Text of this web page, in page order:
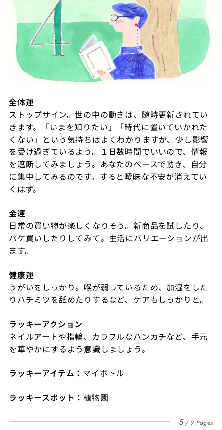
全体運
ストップサイン。世の中の動きは、随時更新されてい
きます。「いまを知りたい」「時代に置いていかれた
くない」という気持ちはよくわかりますが、少し影響
を受け過ぎているよう。１日数時間でいいので、情報
を遮断してみましょう。あなたのペースで動き、自分
に集中してみるのです。すると曖昧な不安が消えてい
くはず。
金運
日常の買い物が楽しくなりそう。新商品を試したり、
パケ買いしたりしてみて。生活にバリエーションが出
ます。
健康運
うがいをしっかり。喉が弱っているため、加湿をした
りハチミツを舐めたりするなど、ケアもしっかりと。
ラッキーアクション
ネイルアートや指輪、カラフルなハンカチなど、手元
を華やかにするよう意識しましょう。
ラッキーアイテム： マイボトル
ラッキースポット：植物園
5 9 Pages